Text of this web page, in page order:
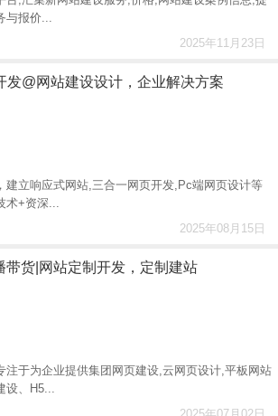
与报价...
2025年11月23日
发@网站建设设计，企业解决方案
建立响应式网站,三合一网页开发,Pc端网页设计等
术+资深...
2025年08月15日
带货|网站定制开发，定制建站
注于为企业提供集团网页建设,云网页设计,平板网站
设、H5...